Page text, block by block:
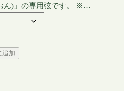
ん)」の専用弦です。 ※…
追加